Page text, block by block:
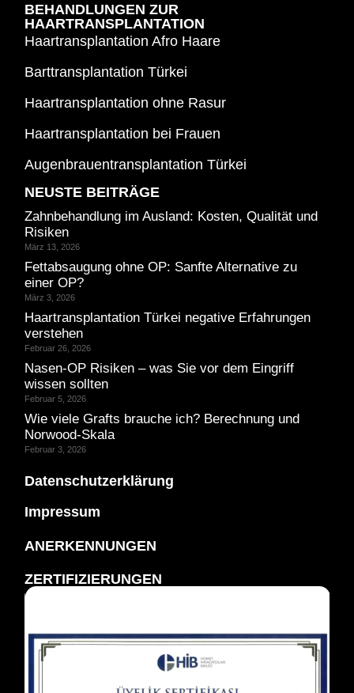
BEHANDLUNGEN ZUR
HAARTRANSPLANTATION
Haartransplantation Afro Haare
Barttransplantation Türkei
Haartransplantation ohne Rasur
Haartransplantation bei Frauen
Augenbrauentransplantation Türkei
NEUSTE BEITRÄGE
Zahnbehandlung im Ausland: Kosten, Qualität und
Risiken
März 13, 2026
Fettabsaugung ohne OP: Sanfte Alternative zu
einer OP?
März 3, 2026
Haartransplantation Türkei negative Erfahrungen
verstehen
Februar 26, 2026
Nasen-OP Risiken – was Sie vor dem Eingriff
wissen sollten
Februar 5, 2026
Wie viele Grafts brauche ich? Berechnung und
Norwood-Skala
Februar 3, 2026
Datenschutzerklärung
Impressum
ANERKENNUNGEN
ZERTIFIZIERUNGEN